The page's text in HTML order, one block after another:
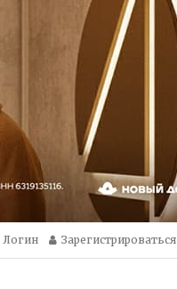
Логин Зарегистрироваться